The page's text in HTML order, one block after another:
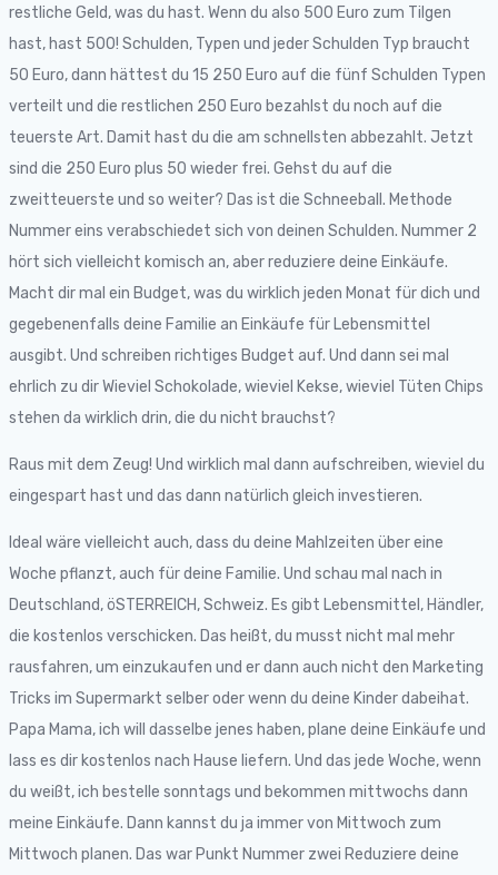
restliche Geld, was du hast. Wenn du also 500 Euro zum Tilgen
hast, hast 500! Schulden, Typen und jeder Schulden Typ braucht
50 Euro, dann hättest du 15 250 Euro auf die fünf Schulden Typen
verteilt und die restlichen 250 Euro bezahlst du noch auf die
teuerste Art. Damit hast du die am schnellsten abbezahlt. Jetzt
sind die 250 Euro plus 50 wieder frei. Gehst du auf die
zweitteuerste und so weiter? Das ist die Schneeball. Methode
Nummer eins verabschiedet sich von deinen Schulden. Nummer 2
hört sich vielleicht komisch an, aber reduziere deine Einkäufe.
Macht dir mal ein Budget, was du wirklich jeden Monat für dich und
gegebenenfalls deine Familie an Einkäufe für Lebensmittel
ausgibt. Und schreiben richtiges Budget auf. Und dann sei mal
ehrlich zu dir Wieviel Schokolade, wieviel Kekse, wieviel Tüten Chips
stehen da wirklich drin, die du nicht brauchst?
Raus mit dem Zeug! Und wirklich mal dann aufschreiben, wieviel du
eingespart hast und das dann natürlich gleich investieren.
Ideal wäre vielleicht auch, dass du deine Mahlzeiten über eine
Woche pflanzt, auch für deine Familie. Und schau mal nach in
Deutschland, öSTERREICH, Schweiz. Es gibt Lebensmittel, Händler,
die kostenlos verschicken. Das heißt, du musst nicht mal mehr
rausfahren, um einzukaufen und er dann auch nicht den Marketing
Tricks im Supermarkt selber oder wenn du deine Kinder dabeihat.
Papa Mama, ich will dasselbe jenes haben, plane deine Einkäufe und
lass es dir kostenlos nach Hause liefern. Und das jede Woche, wenn
du weißt, ich bestelle sonntags und bekommen mittwochs dann
meine Einkäufe. Dann kannst du ja immer von Mittwoch zum
Mittwoch planen. Das war Punkt Nummer zwei Reduziere deine